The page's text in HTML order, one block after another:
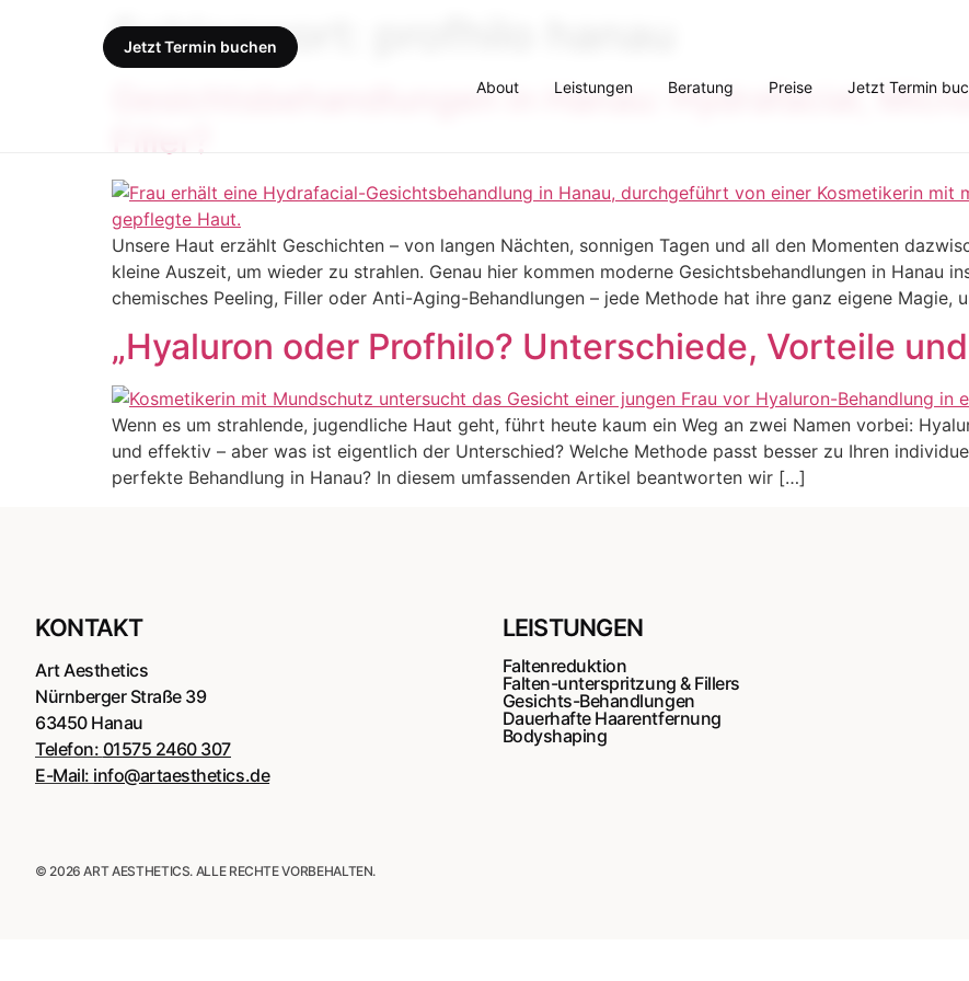
Jetzt Termin buchen
About Leistungen Beratung Preise Jetzt Termin
Schlagwort:
Gesichtsbehandlungen in Hanau: Hydrafacial,
Unsere Haut erzählt Geschichten – von langen Nächten, sonnigen Tagen und all den Momenten
kleine Auszeit, um wieder zu strahlen. Genau hier kommen moderne Gesichtsbehandlungen in Hanau
chemisches Peeling, Filler oder Anti-Aging-Behandlungen – jede Methode hat ihre ganz eigene Magie,
„Hyaluron oder Profhilo? Unterschiede, Vorteile
Wenn es um strahlende, jugendliche Haut geht, führt heute kaum ein Weg an zwei Namen vorbei:
und effektiv – aber was ist eigentlich der Unterschied? Welche Methode passt besser zu Ihren
perfekte Behandlung in Hanau? In diesem umfassenden Artikel beantworten wir […]
KONTAKT
Art Aesthetics
Nürnberger Straße 39
63450 Hanau
Telefon: 01575 2460 307
E-Mail: info@artaesthetics.de
LEISTUNGEN
Faltenreduktion
Falten-unterspritzung & Fillers
Gesichts-Behandlungen
Dauerhafte Haarentfernung
Bodyshaping
© 2026 ART AESTHETICS. ALLE RECHTE VORBEHALTEN.